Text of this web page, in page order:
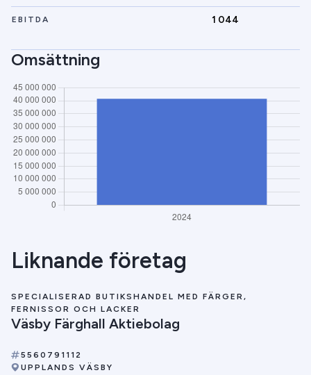
EBITDA 1 044
Omsättning
Liknande företag
SPECIALISERAD BUTIKSHANDEL MED FÄRGER,
FERNISSOR OCH LACKER
Väsby Färghall Aktiebolag
5560791112
UPPLANDS VÄSBY